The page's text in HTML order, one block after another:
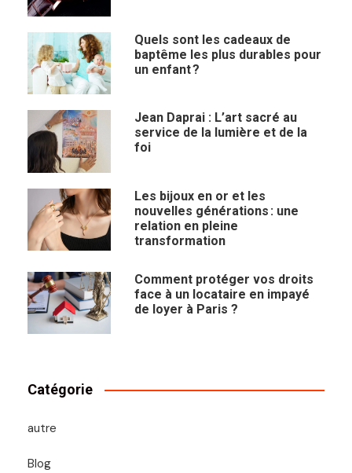
Quels sont les cadeaux de
baptême les plus durables pour
un enfant ?
Jean Daprai : L’art sacré au
service de la lumière et de la
foi
Les bijoux en or et les
nouvelles générations : une
relation en pleine
transformation
Comment protéger vos droits
face à un locataire en impayé
de loyer à Paris ?
Catégorie
autre
Blog